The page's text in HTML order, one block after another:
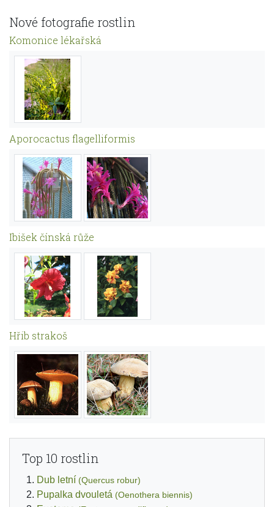
Nové fotografie rostlin
Komonice lékařská
Aporocactus flagelliformis
Ibišek čínská růže
Hřib strakoš
Top 10 rostlin
Dub letní (Quercus robur)
Pupalka dvouletá (Oenothera biennis)